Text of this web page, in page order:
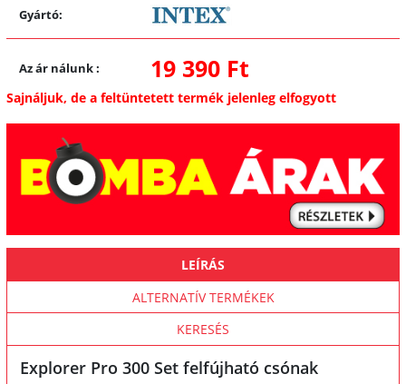
Gyártó:
Az ár nálunk: 19 390 Ft
Sajnáljuk, de a feltüntetett termék jelenleg elfogyott
LEÍRÁS
ALTERNATÍV TERMÉKEK
KERESÉS
Explorer Pro 300 Set felfújható csónak